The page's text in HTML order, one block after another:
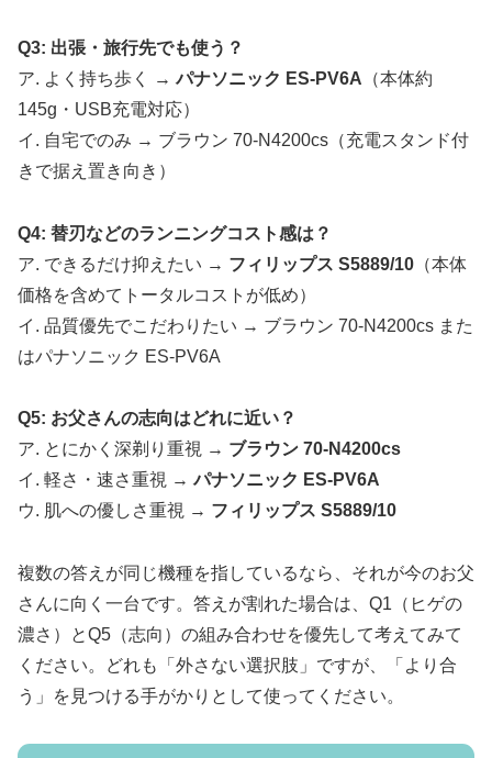
Q3: 出張・旅行先でも使う？
ア. よく持ち歩く →パナソニック ES-PV6A （本体約
145g・USB充電対応）
イ. 自宅でのみ → ブラウン 70-N4200cs（充電スタンド付
きで据え置き向き）
Q4: 替刃などのランニングコスト感は？
ア. できるだけ抑えたい → フィリップス S5889/10 （本体
価格を含めてトータルコストが低め）
イ. 品質優先でこだわりたい → ブラウン 70-N4200cs また
はパナソニック ES-PV6A
Q5: お父さんの志向はどれに近い？
ア. とにかく深剃り重視 → ブラウン 70-N4200cs
イ. 軽さ・速さ重視 →パナソニック ES-PV6A
ウ. 肌への優しさ重視 → フィリップス S5889/10
複数の答えが同じ機種を指しているなら、それが今のお父
さんに向く一台です。答えが割れた場合は、Q1（ヒゲの
濃さ）とQ5（志向）の組み合わせを優先して考えてみて
ください。どれも「外さない選択肢」ですが、「より合
う」を見つける手がかりとして使ってください。